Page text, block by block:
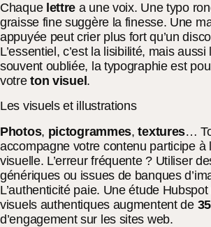
Chaque lettre a une voix. Une typo
graisse fine suggère la finesse. Une
appuyée peut crier plus fort qu’un
L’essentiel, c’est la lisibilité, mais
souvent oubliée, la typographie est
votreton visuel .
Les visuels et illustrations
Photos, pictogrammes,textures…
accompagne votre contenu participe à
visuelle. L’erreur fréquente ? Utiliser
génériques ou issues de banques
L’authenticité paie. Une étude
visuels authentiques augmentent de
d’engagement sur les sites web.